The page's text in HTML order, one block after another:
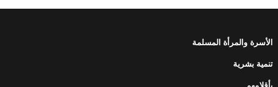
الأسرة والمرأة المسلمة
تنمية بشرية